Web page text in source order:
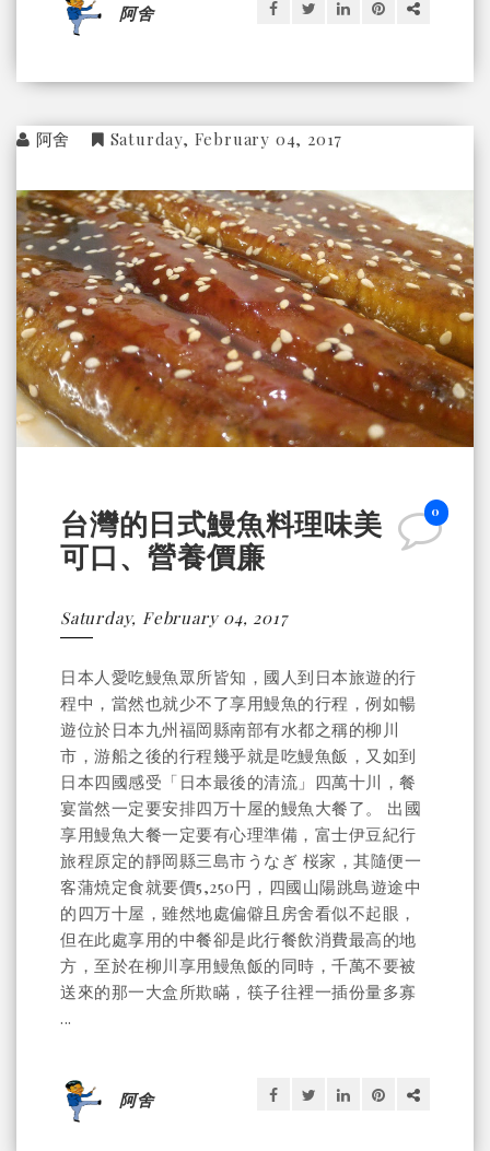
阿舍
阿舍 Saturday, February 04, 2017
0
台灣的日式鰻魚料理味美
可口、營養價廉
Saturday, February 04, 2017
日本人愛吃鰻魚眾所皆知，國人到日本旅遊的行
程中，當然也就少不了享用鰻魚的行程，例如暢
遊位於日本九州福岡縣南部有水都之稱的柳川
市，游船之後的行程幾乎就是吃鰻魚飯，又如到
日本四國感受「日本最後的清流」四萬十川，餐
宴當然一定要安排四万十屋的鰻魚大餐了。 出國
享用鰻魚大餐一定要有心理準備，富士伊豆紀行
旅程原定的靜岡縣三島市うなぎ 桜家，其隨便一
客蒲焼定食就要價5,250円，四國山陽跳島遊途中
的四万十屋，雖然地處偏僻且房舍看似不起眼，
但在此處享用的中餐卻是此行餐飲消費最高的地
方，至於在柳川享用鰻魚飯的同時，千萬不要被
送來的那一大盒所欺瞞，筷子往裡一插份量多寡
...
阿舍